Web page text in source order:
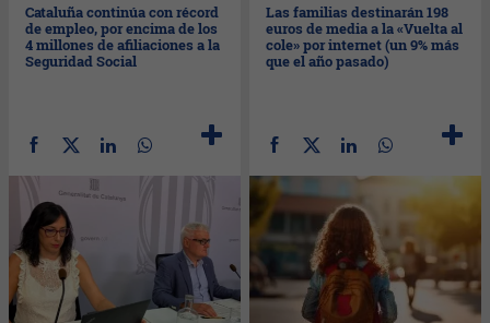
Cataluña continúa con récord
de empleo, por encima de los
4 millones de afiliaciones a la
Seguridad Social
Las familias destinarán 198
euros de media a la «Vuelta al
cole» por internet (un 9% más
que el año pasado)